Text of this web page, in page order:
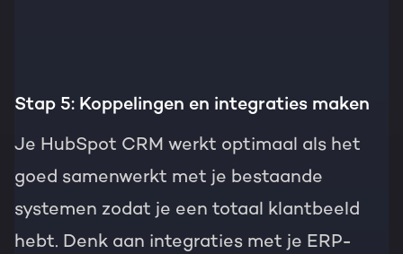
Stap 5: Koppelingen en integraties maken
Je HubSpot CRM werkt optimaal als het
goed samenwerkt met je bestaande
systemen zodat je een totaal klantbeeld
hebt. Denk aan integraties met je ERP-